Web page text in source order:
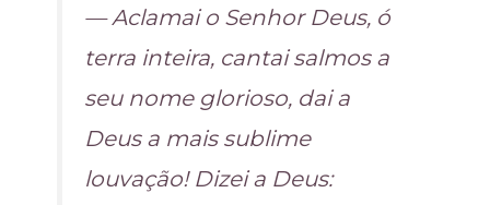
— Aclamai o Senhor Deus, ó
terra inteira, cantai salmos a
seu nome glorioso, dai a
Deus a mais sublime
louvação! Dizei a Deus: